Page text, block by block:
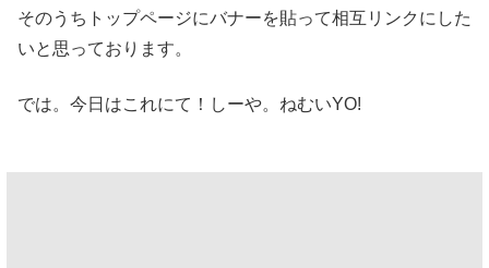
そのうちトップページにバナーを貼って相互リンクにした
いと思っております。
では。今日はこれにて！しーや。ねむいYO!